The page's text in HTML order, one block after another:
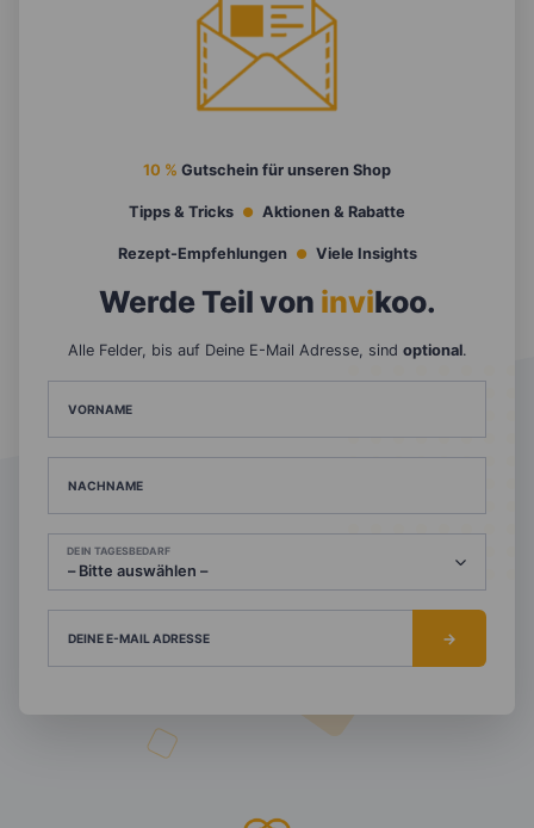
10 % Gutschein für unseren Shop
Tipps & Tricks Aktionen & Rabatte
Rezept-Empfehlungen Viele Insights
Werde Teil von invikoo.
Alle Felder, bis auf Deine E-Mail Adresse, sind optional.
VORNAME
NACHNAME
DEIN TAGESBEDARF
DEINE E-MAIL ADRESSE